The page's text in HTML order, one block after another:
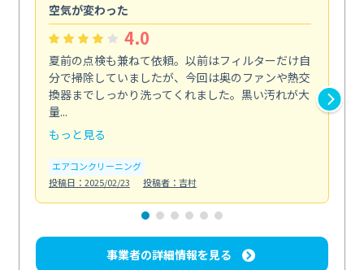
空気が変わった
4.0
夏前の点検も兼ねて依頼。以前はフィルターだけ自
分で掃除していましたが、今回は奥のファンや熱交
換器までしっかり洗ってくれました。黒い汚れが大
量...
もっと見る
エアコンクリーニング
投稿日：2025/02/23
投稿者：吉村
事業者の詳細情報を見る